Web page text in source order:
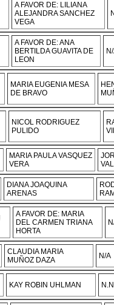
A FAVOR DE: LILIANA
ALEJANDRA SANCHEZ
VEGA
A FAVOR DE: ANA
BERTILDA GUAVITA DE
LEON
MARIA EUGENIA MESA
DE BRAVO
NICOL RODRIGUEZ
PULIDO
MARIA PAULA VASQUEZ
VERA
DIANA JOAQUINA
ARENAS
A FAVOR DE: MARIA
DEL CARMEN TRIANA
HORTA
CLAUDIA MARIA
MUÑOZ DAZA
N/A
KAY ROBIN UHLMAN